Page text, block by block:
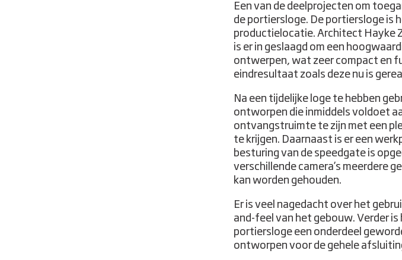
Een van de deelprojecten om
de portiersloge. De portiersloge is
productielocatie. Architect Hayke
is er in geslaagd om een
ontwerpen, wat zeer compact en
eindresultaat zoals deze nu is
Na een tijdelijke loge te hebben
ontworpen die inmiddels voldoet
ontvangstruimte te zijn met een
te krijgen. Daarnaast is er een
besturing van de speedgate is
verschillende camera’s meerdere
kan worden gehouden.
Er is veel nagedacht over het
and-feel van het gebouw. Verder is
portiersloge een onderdeel
ontworpen voor de gehele